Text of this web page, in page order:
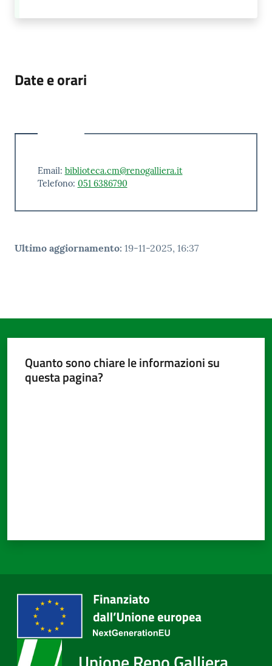
Date e orari
Email: biblioteca.cm@renogalliera.it
Telefono: 051 6386790
Ultimo aggiornamento: 19-11-2025, 16:37
Quanto sono chiare le informazioni su
questa pagina?